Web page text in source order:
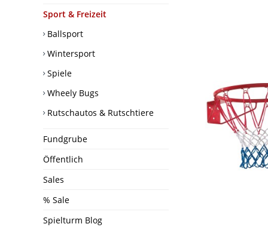
Sport & Freizeit
Ballsport
Wintersport
Spiele
Wheely Bugs
Rutschautos & Rutschtiere
Fundgrube
Öffentlich
Sales
% Sale
Spielturm Blog